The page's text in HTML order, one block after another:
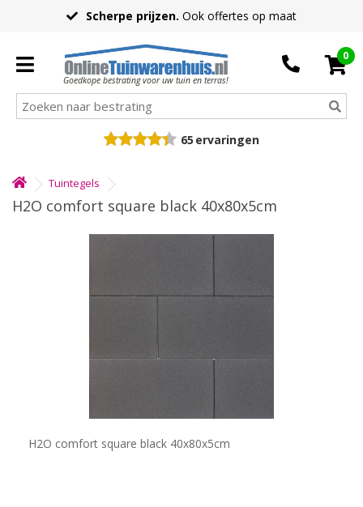
Scherpe prijzen. Ook offertes op maat
Goedkope bestrating voor uw tuin en terras!
0
65 ervaringen
Tuintegels
H2O comfort square black 40x80x5cm
H2O comfort square black 40x80x5cm